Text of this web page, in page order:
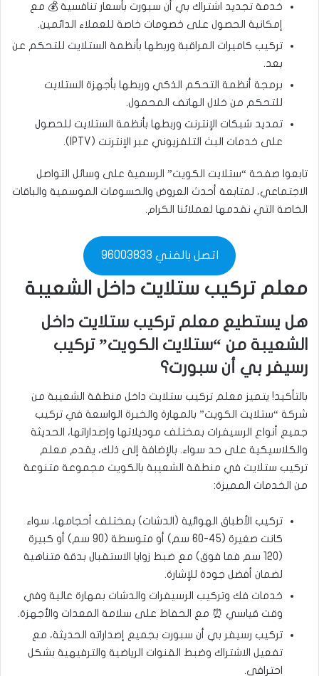
خدمة تجديد اشتراك بي أن سبورت بأسعار تنافسية 💰 مع
إمكانية الحصول على خصومات خاصة للعملاء الدائمين.
تركيب كاميرات المراقبة وربطها بأنظمة الستلايت للتحكم عن
بعد.
برمجة أنظمة التحكم الذكي وربطها بأجهزة الستلايت
للتحكم من خلال الهاتف المحمول.
تمديد شبكات الإنترنت وربطها بأنظمة الستلايت للحصول
على خدمات البث التلفزيوني عبر الإنترنت (IPTV).
تابعوا صفحة “ستلايت الكويت” الرسمية على وسائل التواصل
الاجتماعي، لمتابعة أحدث العروض والحسومات الموسمية والباقات
الخاصة التي نقدمها لعملائنا الكرام.
اتصل بالفني 96003833
معلم تركيب ستلايت داخل الشعيبة
هل يستطيع معلم تركيب ستلايت داخل
الشعيبة من “ستلايت الكويت” تركيب
رسيفر بي أن سبورت؟
بالتأكيد! يتميز معلم تركيب ستلايت داخل منطقة الشعيبة من
شركة “ستلايت الكويت” بالمهارة والخبرة الواسعة في تركيب
جميع أنواع الرسيفرات بمختلف موديلاتها وإصداراتها، الحديثة
والكلاسيكية على حد سواء. بالإضافة إلى ذلك، يقدم معلم
تركيب ستلايت في منطقة الشعيبة بالكويت مجموعة متنوعة
من الخدمات المميزة:
تركيب الأطباق الهوائية (الدشات) بمختلف أحجامها، سواء
كانت صغيرة (45-60 سم) أو متوسطة (90 سم) أو كبيرة
(120 سم فما فوق) مع ضبط زوايا الاستقبال بدقة متناهية
لضمان أفضل جودة للإشارة.
خدمات فك وتركيب الرسيفرات والدشات بمهارة عالية وفي
وقت قياسي ⏰ مع الحفاظ على سلامة المعدات والأجهزة.
تركيب رسيفر بي أن سبورت بجميع إصداراته الحديثة، مع
تفعيل الاشتراك وضبط القنوات الرياضية والترفيهية بشكل
احترافي.